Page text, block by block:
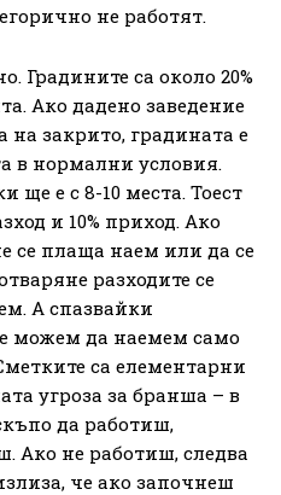
не работят.
Градините са около 20%
Ако дадено заведение
на закрито, градината е
в нормални условия.
е с 8-10 места. Тоест
и 10% приход. Ако
се плаща наем или да се
разходите се
А спазвайки
можем да наемем само
са елементарни
угроза за бранша – в
да работиш,
Ако не работиш, следва
че ако започнеш